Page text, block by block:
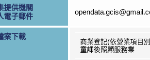
提供機關
電子郵件
案下載
商業登記(依營業項目
童課後照顧服務業